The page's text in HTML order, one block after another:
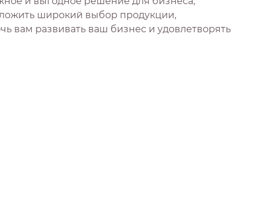
широкий выбор продукции,
вам развивать ваш бизнес и удовлетворять